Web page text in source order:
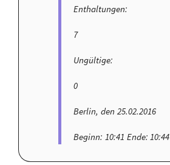
Enthaltungen:
7
Ungültige:
0
Berlin, den 25.02.2016
Beginn: 10:41 Ende: 10:44